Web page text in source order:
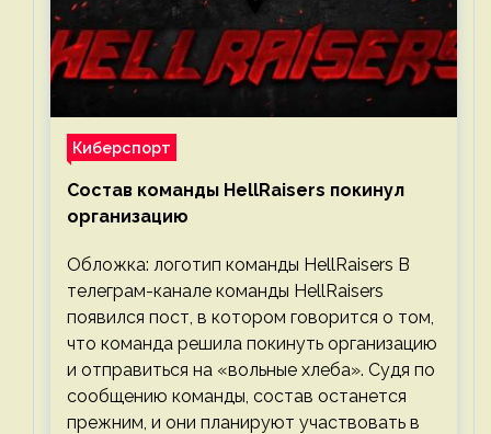
Киберспорт
Состав команды HellRaisers покинул
организацию
Обложка: логотип команды HellRaisers В
телеграм-канале команды HellRaisers
появился пост, в котором говорится о том,
что команда решила покинуть организацию
и отправиться на «вольные хлеба». Судя по
сообщению команды, состав останется
прежним, и они планируют участвовать в